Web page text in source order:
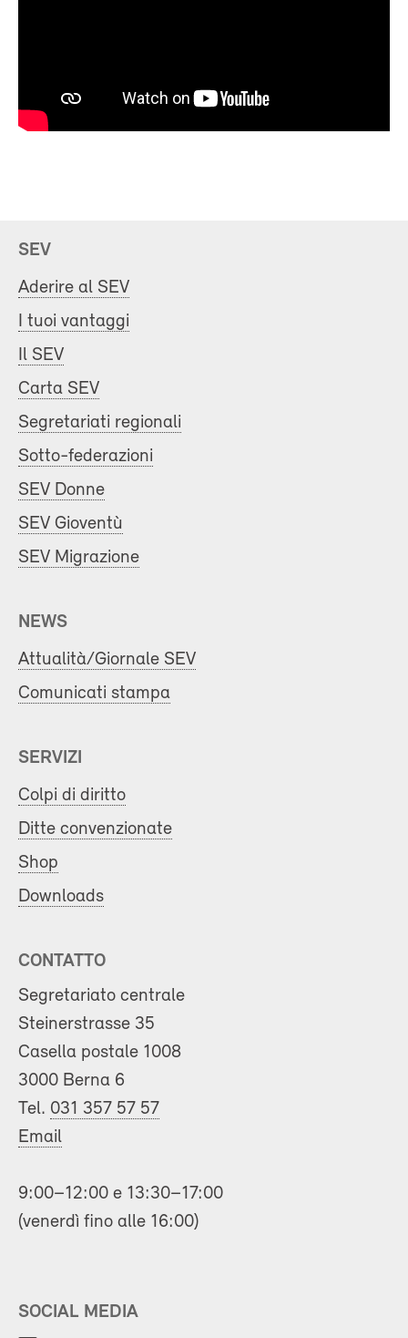
SEV
Aderire al SEV
I tuoi vantaggi
Il SEV
Carta SEV
Segretariati regionali
Sotto-federazioni
SEV Donne
SEV Gioventù
SEV Migrazione
NEWS
Attualità/Giornale SEV
Comunicati stampa
SERVIZI
Colpi di diritto
Ditte convenzionate
Shop
Downloads
CONTATTO
Segretariato centrale
Steinerstrasse 35
Casella postale 1008
3000 Berna 6
Tel. 031 357 57 57
Email
9:00–12:00 e 13:30–17:00
(venerdì fino alle 16:00)
SOCIAL MEDIA